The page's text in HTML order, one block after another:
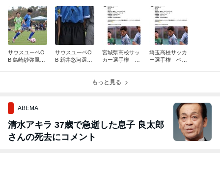
サウスユーベO
B 島崎紗弥風選
サウスユーベO
B 新井悠河選
宮城県高校サッ
カー選手権 ベ
埼玉高校サッカ
ー選手権 ベス
もっと見る
ABEMA
清水アキラ 37歳で急逝した息子 良太郎
さんの死去にコメント